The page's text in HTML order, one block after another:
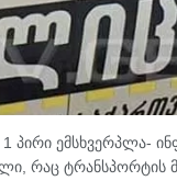
ემსხვერპლა-
რაც ტრანსპორტის